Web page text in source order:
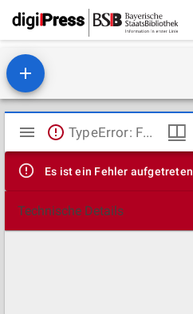
Mirador
Viewer
TypeError: Failed to fetch
Es ist ein Fehler aufgetreten
Technische Details